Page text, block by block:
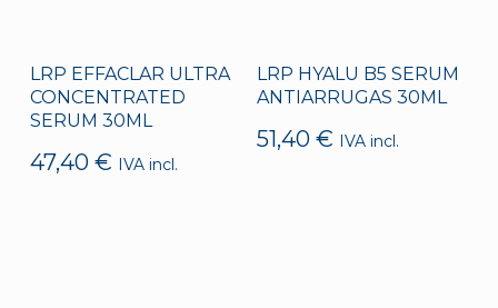
LRP EFFACLAR ULTRA
CONCENTRATED
SERUM 30ML
47,40 € IVA incl.
LRP HYALU B5 SERUM
ANTIARRUGAS 30ML
51,40€ IVA incl.